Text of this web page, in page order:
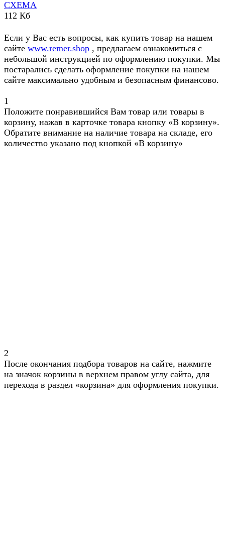
СХЕМА
112 Кб
Если у Вас есть вопросы, как купить товар на нашем
сайте www.remer.shop , предлагаем ознакомиться с
небольшой инструкцией по оформлению покупки. Мы
постарались сделать оформление покупки на нашем
сайте максимально удобным и безопасным финансово.
1
Положите понравившийся Вам товар или товары в
корзину, нажав в карточке товара кнопку «В корзину».
Обратите внимание на наличие товара на складе, его
количество указано под кнопкой «В корзину»
2
После окончания подбора товаров на сайте, нажмите
на значок корзины в верхнем правом углу сайта, для
перехода в раздел «корзина» для оформления покупки.